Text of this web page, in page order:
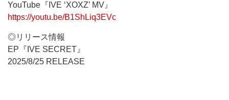
YouTube『IVE ‘XOXZ’ MV』
https://youtu.be/B1ShLiq3EVc
◎リリース情報
EP『IVE SECRET』
2025/8/25 RELEASE